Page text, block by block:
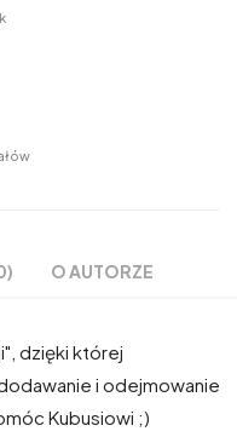
O AUTORZE
dzięki której
i odejmowanie
Kubusiowi ;)